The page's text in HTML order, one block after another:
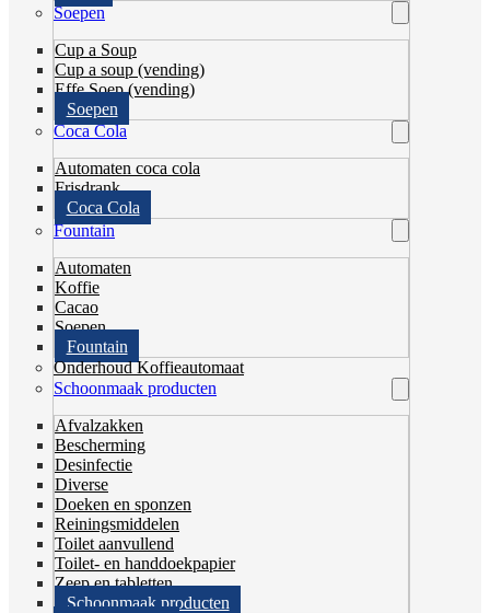
Soepen
Cup a Soup
Cup a soup (vending)
Effe Soep (vending)
Soepen
Coca Cola
Automaten coca cola
Frisdrank
Coca Cola
Fountain
Automaten
Koffie
Cacao
Soepen
Fountain
Onderhoud Koffieautomaat
Schoonmaak producten
Afvalzakken
Bescherming
Desinfectie
Diverse
Doeken en sponzen
Reiningsmiddelen
Toilet aanvullend
Toilet- en handdoekpapier
Zeep en tabletten
Schoonmaak producten